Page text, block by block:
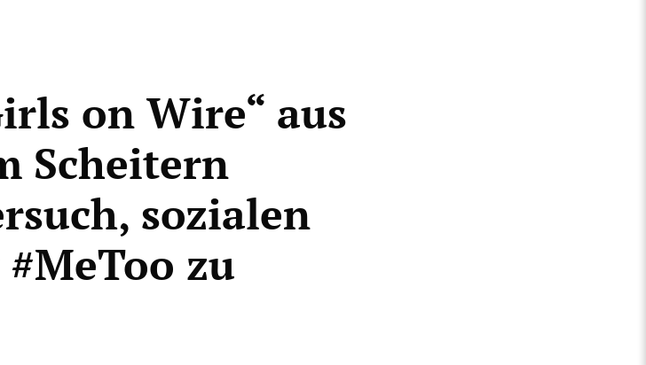
on Wire“ aus
Scheitern
sozialen
zu